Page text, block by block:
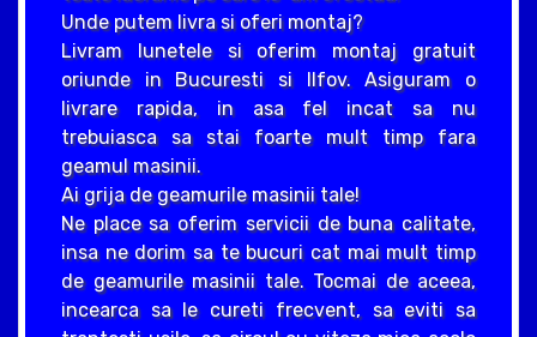
Unde putem livra si oferi montaj?
Livram lunetele si oferim montaj gratuit
oriunde in Bucuresti si Ilfov. Asiguram o
livrare rapida, in asa fel incat sa nu
trebuiasca sa stai foarte mult timp fara
geamul masinii.
Ai grija de geamurile masinii tale!
Ne place sa oferim servicii de buna calitate,
insa ne dorim sa te bucuri cat mai mult timp
de geamurile masinii tale. Tocmai de aceea,
incearca sa le cureti frecvent, sa eviti sa